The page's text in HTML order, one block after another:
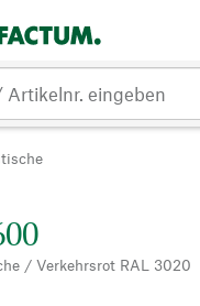
/ Verkehrsrot RAL 3020